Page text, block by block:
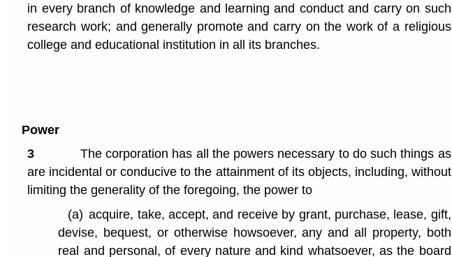
in every branch of knowledge and learning and conduct and carry on such
research work; and generally promote and carry on the work of a religious
college and educational institution in all its branches.
Power
3
The corporation has all the powers necessary to do such things as
are incidental or conducive to the attainment of its objects, including, without
limiting the generality of the foregoing, the power to
(a) acquire, take, accept, and receive by grant, purchase, lease, gift,
devise, bequest, or otherwise howsoever, any and all property, both
real and personal, of every nature and kind whatsoever, as the board